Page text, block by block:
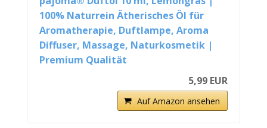
100% Naturrein Ätherisches Öl für
Aromatherapie, Duftlampe, Aroma
Diffuser, Massage, Naturkosmetik |
Premium Qualität
5,99 EUR
Auf Amazon ansehen